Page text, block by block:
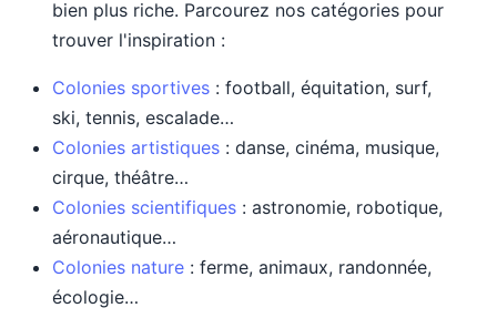
bien plus riche. Parcourez nos catégories pour
trouver l'inspiration :
Colonies sportives : football, équitation, surf,
ski, tennis, escalade…
Colonies artistiques : danse, cinéma, musique,
cirque, théâtre…
Colonies scientifiques : astronomie, robotique,
aéronautique…
Colonies nature : ferme, animaux, randonnée,
écologie…